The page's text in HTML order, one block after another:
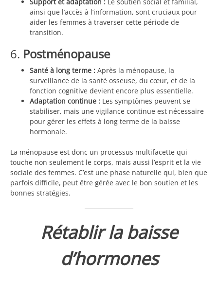
ainsi que l’accès à l’information, sont cruciaux pour
aider les femmes à traverser cette période de
transition.
6. Postménopause
Santé à long terme : Après la ménopause, la
surveillance de la santé osseuse, du cœur, et de la
fonction cognitive devient encore plus essentielle.
Adaptation continue : Les symptômes peuvent se
stabiliser, mais une vigilance continue est nécessaire
pour gérer les effets à long terme de la baisse
hormonale.
La ménopause est donc un processus multifacette qui
touche non seulement le corps, mais aussi l’esprit et la vie
sociale des femmes. C’est une phase naturelle qui, bien que
parfois difficile, peut être gérée avec le bon soutien et les
bonnes stratégies.
Rétablir la baisse
d’hormones